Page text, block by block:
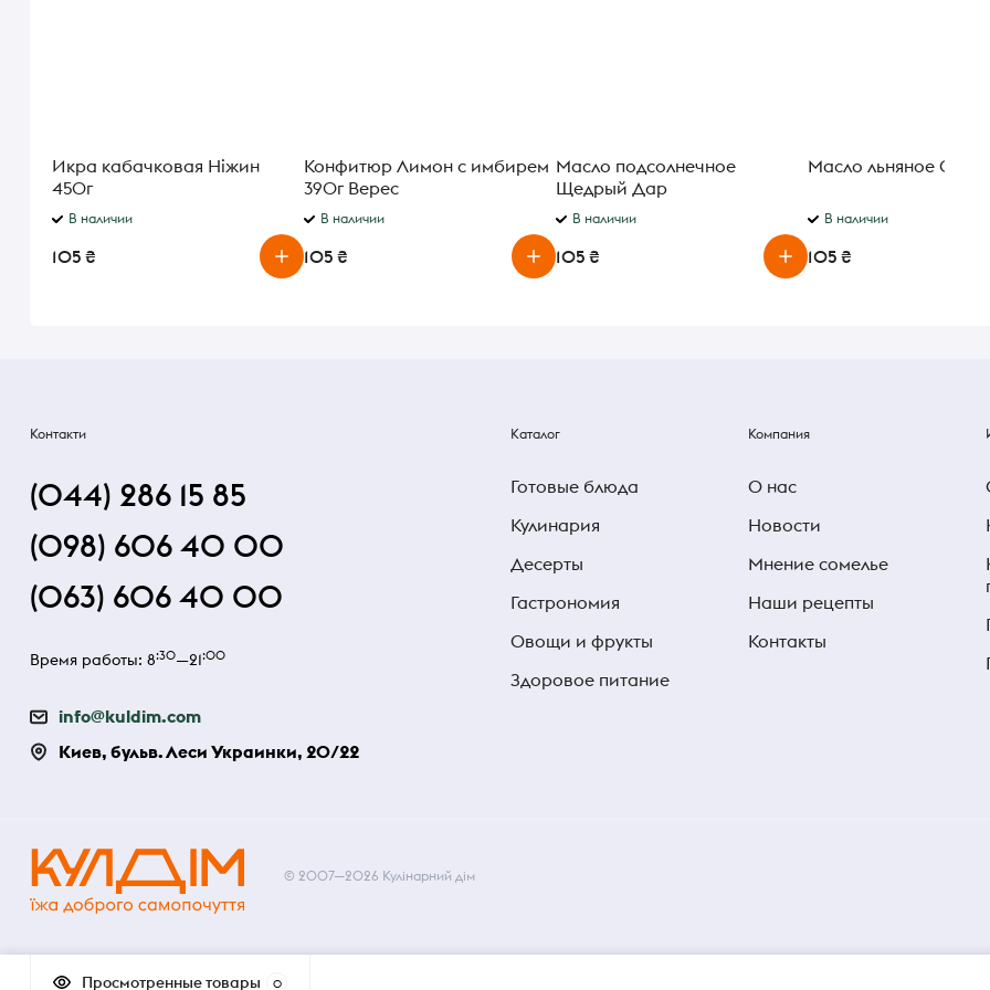
Икра кабачковая Ніжин
450г
В наличии
105 ₴
Конфитюр Лимон с имбирем
390г Верес
В наличии
105 ₴
Масло подсолнечное
Щедрый Дар
рафинированное 850 мл
В наличии
105 ₴
Масло льняное
В наличии
105 ₴
Контакти
(044) 286 15 85
(098) 606 40 00
(063) 606 40 00
Время работы: 8:30—21:00
info@kuldim.com
Киев, бульв. Леси Украинки, 20/22
Каталог
Готовые блюда
Кулинария
Десерты
Гастрономия
Овощи и фрукты
Здоровое питание
Компания
О нас
Новости
Мнение сомелье
Наши рецепты
Контакты
© 2007—2026 Кулінарний дім
Просмотренные товары 0